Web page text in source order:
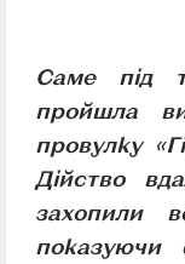
Саме під
пройшла
провулку
Дійство
захопили
показуючи